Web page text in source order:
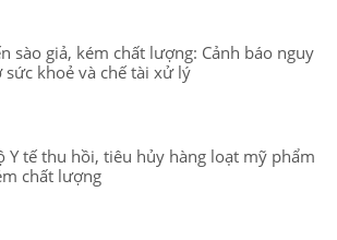
sào giả, kém chất lượng: Cảnh báo nguy
sức khoẻ và chế tài xử lý
Y tế thu hồi, tiêu hủy hàng loạt mỹ phẩm
chất lượng